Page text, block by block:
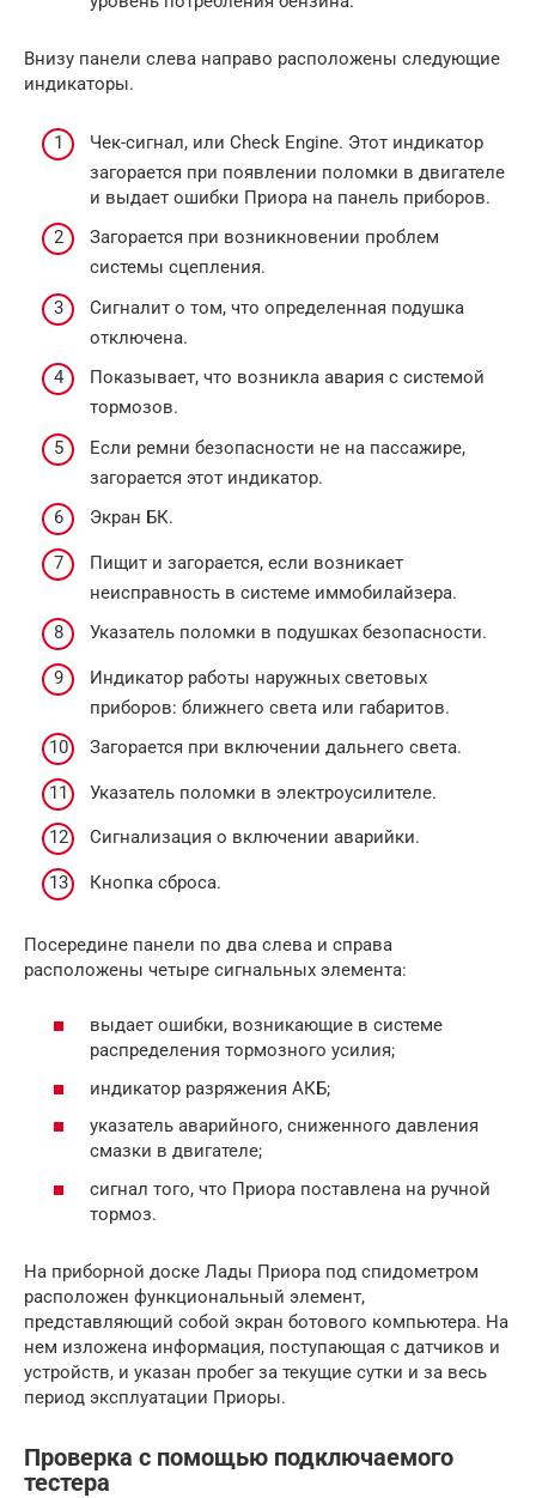
Внизу панели слева направо расположены следующие
индикаторы.
Чек-сигнал, или Check Engine. Этот индикатор
загорается при появлении поломки в двигателе
и выдает ошибки Приора на панель приборов.
Загорается при возникновении проблем
системы сцепления.
Сигналит о том, что определенная подушка
отключена.
Показывает, что возникла авария с системой
тормозов.
Если ремни безопасности не на пассажире,
загорается этот индикатор.
Экран БК.
Пищит и загорается, если возникает
неисправность в системе иммобилайзера.
Указатель поломки в подушках безопасности.
Индикатор работы наружных световых
приборов: ближнего света или габаритов.
Загорается при включении дальнего света.
Указатель поломки в электроусилителе.
Сигнализация о включении аварийки.
Кнопка сброса.
Посередине панели по два слева и справа
расположены четыре сигнальных элемента:
выдает ошибки, возникающие в системе
распределения тормозного усилия;
индикатор разряжения АКБ;
указатель аварийного, сниженного давления
смазки в двигателе;
сигнал того, что Приора поставлена на ручной
тормоз.
На приборной доске Лады Приора под спидометром
расположен функциональный элемент,
представляющий собой экран ботового компьютера. На
нем изложена информация, поступающая с датчиков и
устройств, и указан пробег за текущие сутки и за весь
период эксплуатации Приоры.
Проверка с помощью подключаемого
тестера